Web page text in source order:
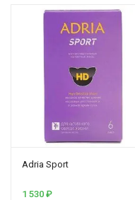
Аdria Sport
1 530 ₽